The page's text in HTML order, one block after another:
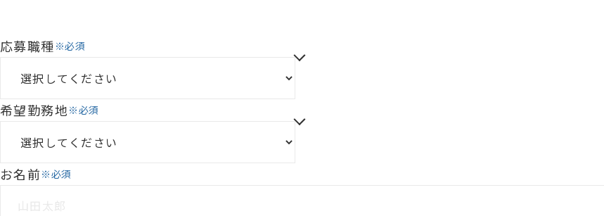
応募職種 ※必須
希望勤務地 ※必須
お名前 ※必須